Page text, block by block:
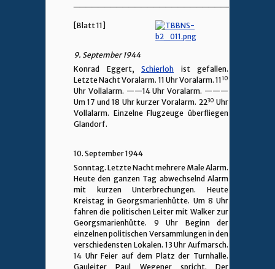
[Blatt 11]
9. September 1944
Konrad Eggert, Schierloh ist gefallen.
Letzte Nacht Voralarm. 11 Uhr Voralarm. 1110
Uhr Vollalarm. ——14 Uhr Voralarm. ———
Um 17 und 18 Uhr kurzer Voralarm. 2230 Uhr
Vollalarm. Einzelne Flugzeuge überfliegen
Glandorf.
10. September 1944
Sonntag. Letzte Nacht mehrere Male Alarm.
Heute den ganzen Tag abwechselnd Alarm
mit kurzen Unterbrechungen. Heute
Kreistag in Georgsmarienhütte. Um 8 Uhr
fahren die politischen Leiter mit Walker zur
Georgsmarienhütte. 9 Uhr Beginn der
einzelnen politischen Versammlungen in den
verschiedensten Lokalen. 13 Uhr Aufmarsch.
14 Uhr Feier auf dem Platz der Turnhalle.
Gauleiter Paul Wegener spricht. Der